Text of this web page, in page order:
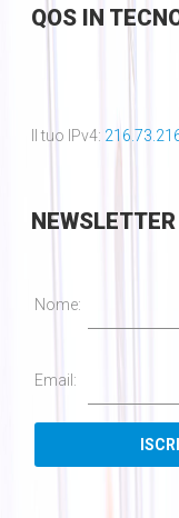
QOS IN
Il tuo IPv4:
NEWSLETTER
Nome:
Email: